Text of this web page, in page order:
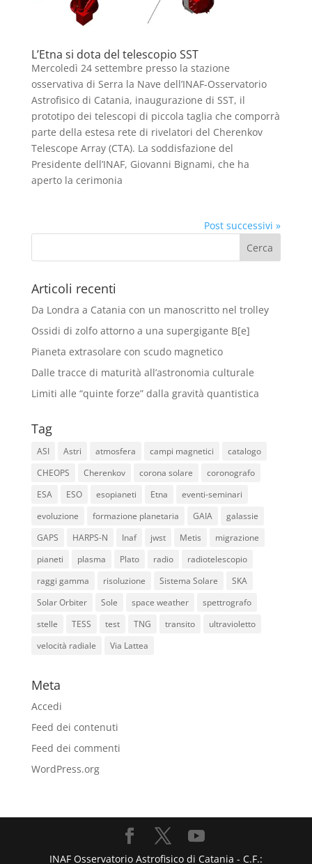
L’Etna si dota del telescopio SST
Mercoledì 24 settembre presso la stazione
osservativa di Serra la Nave dell’INAF-Osservatorio
Astrofisico di Catania, inaugurazione di SST, il
prototipo dei telescopi di piccola taglia che comporrà
parte della estesa rete di rivelatori del Cherenkov
Telescope Array (CTA). La soddisfazione del
Presidente dell’INAF, Giovanni Bignami, che ha
aperto la cerimonia
Post successivi »
Articoli recenti
Da Londra a Catania con un manoscritto nel trolley
Ossidi di zolfo attorno a una supergigante B[e]
Pianeta extrasolare con scudo magnetico
Dalle tracce di maturità all’astronomia culturale
Limiti alle “quinte forze” dalla gravità quantistica
Tag
ASI Astri atmosfera campi magnetici
catalogo
CHEOPS
Cherenkov corona solare
coronografo
ESA
ESO esopianeti Etna
eventi-seminari
evoluzione
formazione planetaria GAIA
galassie
GAPS
HARPS-N Inaf jwst Metis
migrazione
pianeti
plasma Plato radio
radiotelescopio
raggi gamma
risoluzione Sistema Solare
SKA
Solar Orbiter
Sole space weather
spettrografo
stelle
TESS test TNG transito
ultravioletto
velocità radiale
Via Lattea
Meta
Accedi
Feed dei contenuti
Feed dei commenti
WordPress.org
INAF Osservatorio Astrofisico di Catania - C.F.: